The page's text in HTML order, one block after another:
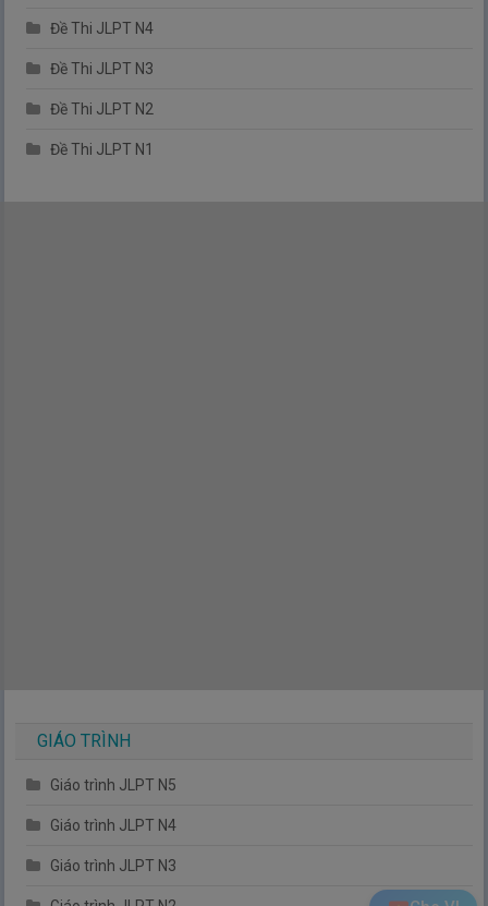
Đề Thi JLPT N4
Đề Thi JLPT N3
Đề Thi JLPT N2
Đề Thi JLPT N1
GIÁO TRÌNH
Giáo trình JLPT N5
Giáo trình JLPT N4
Giáo trình JLPT N3